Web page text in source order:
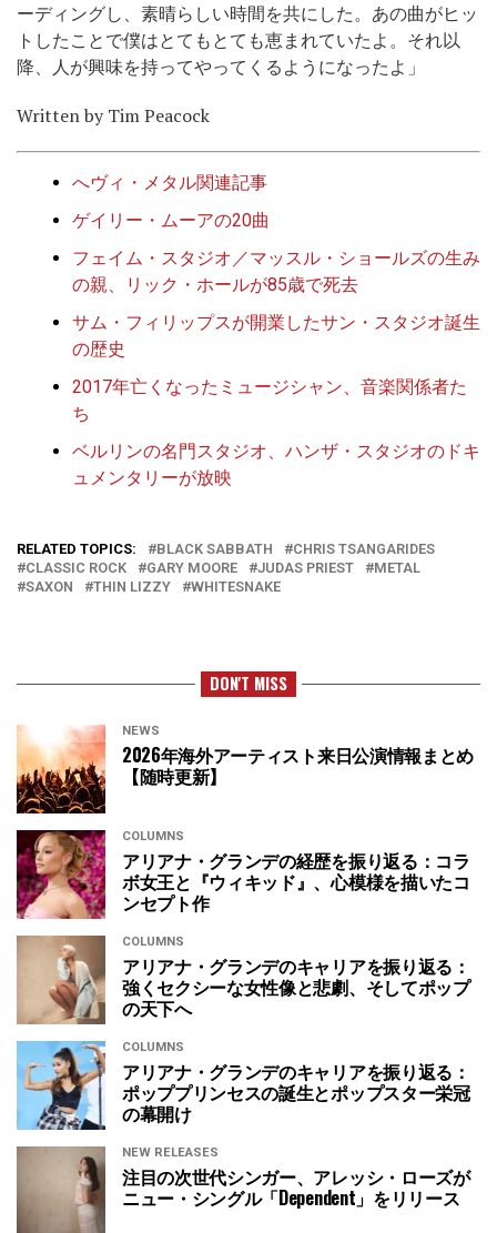
ーディングし、素晴らしい時間を共にした。あの曲がヒッ
トしたことで僕はとてもとても恵まれていたよ。それ以
降、人が興味を持ってやってくるようになったよ」
Written by Tim Peacock
へヴィ・メタル関連記事
ゲイリー・ムーアの20曲
フェイム・スタジオ／マッスル・ショールズの生み
の親、リック・ホールが85歳で死去
サム・フィリップスが開業したサン・スタジオ誕生
の歴史
2017年亡くなったミュージシャン、音楽関係者た
ち
ベルリンの名門スタジオ、ハンザ・スタジオのドキ
ュメンタリーが放映
RELATED TOPICS: BLACK SABBATH
CHRIS TSANGARIDES
CLASSIC ROCK
GARY MOORE JUDAS PRIEST
METAL
SAXON
THIN LIZZY WHITESNAKE
DON'T MISS
NEWS
2026年海外アーティスト来日公演情報まとめ
【随時更新】
COLUMNS
アリアナ・グランデの経歴を振り返る：コラ
ボ女王と『ウィキッド』、心模様を描いたコ
ンセプト作
COLUMNS
アリアナ・グランデのキャリアを振り返る：
強くセクシーな女性像と悲劇、そしてポップ
の天下へ
COLUMNS
アリアナ・グランデのキャリアを振り返る：
ポッププリンセスの誕生とポップスター栄冠
の幕開け
NEW RELEASES
注目の次世代シンガー、アレッシ・ローズが
ニュー・シングル「Dependent」をリリース